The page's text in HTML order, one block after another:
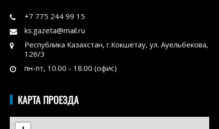
+7 775 244 99 15
ks.gazeta@mail.ru
Республика Казахстан, г.Кокшетау, ул. Ауельбекова,
126/3
пн-пт, 10.00 - 18.00 (офис)
КАРТА ПРОЕЗДА